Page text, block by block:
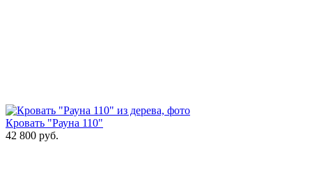
Кровать "Рауна 110"
42 800 руб.